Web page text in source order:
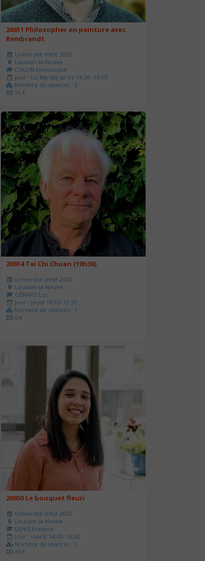
20611 Philosopher en peinture avec
Rembrandt
Université d'été 2026
Louvain-la-Neuve
COLLIN Dominique
Jour : Lu-Ma-Me-Je-Ve 14:00- 16:30
Nombre de séances : 2
51 €
20614 Tai Chi Chuan (10h30)
Université d'été 2026
Louvain-la-Neuve
GÉRARD Luc
Jour : jeudi 10:30- 11:30
Nombre de séances : 1
0 €
20650 Le bouquet fleuri
Université d'été 2026
Louvain-la-Neuve
DENIS Evelyne
Jour : mardi 14:00- 16:30
Nombre de séances : 1
60 €